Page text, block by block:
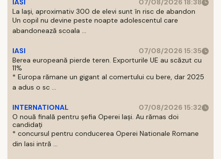
IASI
07/08/2026 18:38
La Iași, aproximativ 300 de elevi sunt în risc de abandon
Un copil nu devine peste noapte adolescentul care
abandonează scoala ...
IASI
07/08/2026 15:35
Berea europeană pierde teren. Exporturile UE au scăzut cu
11%
* Europa rămane un gigant al comertului cu bere, dar 2025
a adus o sc ...
INTERNATIONAL
07/08/2026 15:32
O nouă finală pentru șefia Operei Iași. Au rămas doi
candidați
* concursul pentru conducerea Operei Nationale Romane
din Iasi intră ...